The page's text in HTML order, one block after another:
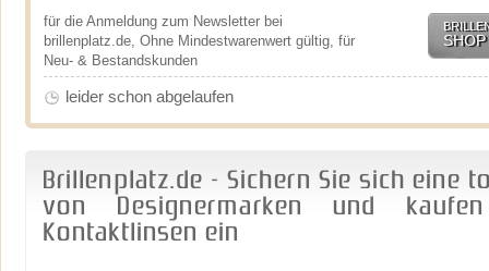
für die Anmeldung zum Newsletter bei
brillenplatz.de, Ohne Mindestwarenwert gültig, für
Neu- & Bestandskunden
leider schon abgelaufen
Brillenplatz.de - Sichern Sie sich eine
von Designermarken und
Kontaktlinsen ein